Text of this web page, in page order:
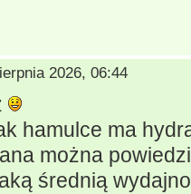
2026, 06:44
hamulce ma
można
średnią